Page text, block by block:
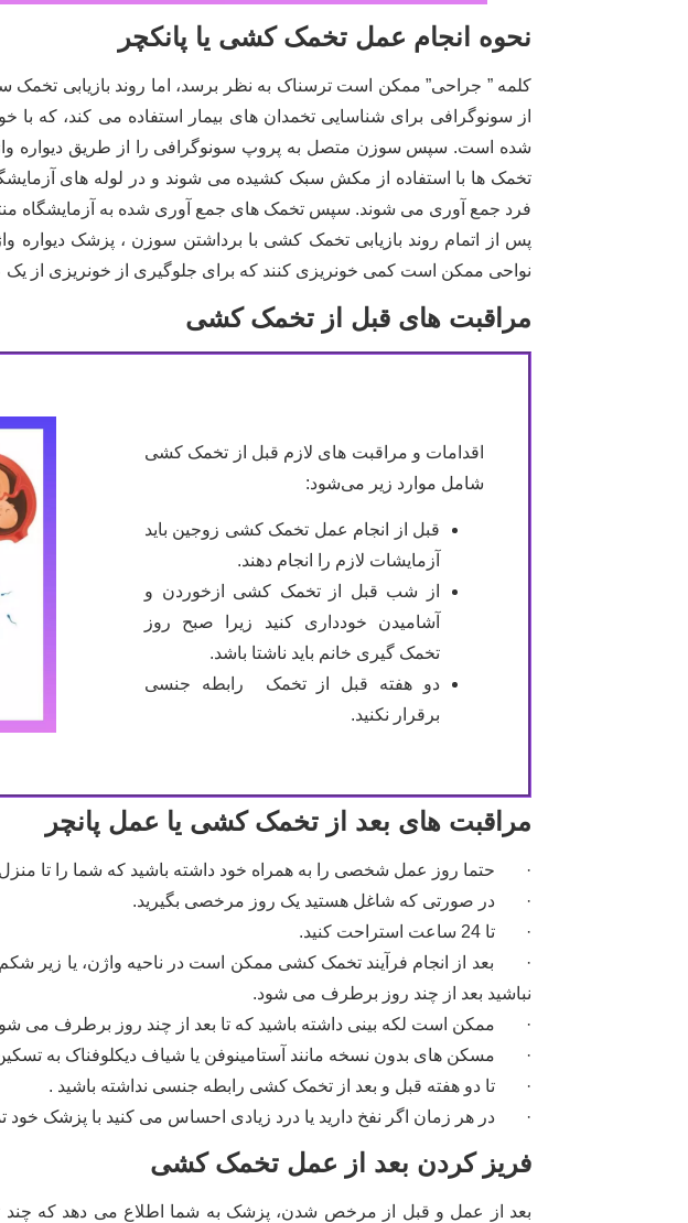
نحوه انجام عمل تخمک کشی یا پانکچر
کلمه ” جراحی” ممکن است ترسناک به نظر برسد، اما روند بازیابی تخمک
از سونوگرافی برای شناسایی تخمدان های بیمار استفاده می کند، که
شده است. سپس سوزن متصل به پروپ سونوگرافی را از طریق دیواره
تخمک ها با استفاده از مکش سبک کشیده می شوند و در لوله های
فرد جمع آوری می شوند. سپس تخمک های جمع آوری شده به آزمایشگاه
پس از اتمام روند بازیابی تخمک کشی با برداشتن سوزن ، پزشک دیواره
نواحی ممکن است کمی خونریزی کنند که برای جلوگیری از خونریزی از
مراقبت های قبل از تخمک کشی
اقدامات و مراقبت های لازم قبل از تخمک کشی
شامل موارد زیر می‌شود:
قبل از انجام عمل تخمک کشی زوجین باید
آزمایشات لازم را انجام دهند.
از شب قبل از تخمک کشی ازخوردن و
آشامیدن خودداری کنید زیرا صبح روز
تخمک گیری خانم باید ناشتا باشد.
دو هفته قبل از تخمک رابطه جنسی
برقرار نکنید.
مراقبت های بعد از تخمک کشی یا عمل پانچر
· حتما روز عمل شخصی را به همراه خود داشته باشید که شما را تا
· در صورتی که شاغل هستید یک روز مرخصی بگیرید.
· تا 24 ساعت استراحت کنید.
· بعد از انجام فرآیند تخمک کشی ممکن است در ناحیه واژن، یا زیر
نباشید بعد از چند روز برطرف می شود.
· ممکن است لکه بینی داشته باشید که تا بعد از چند روز برطرف می
· مسکن های بدون نسخه مانند آستامینوفن یا شیاف دیکلوفناک به
· تا دو هفته قبل و بعد از تخمک کشی رابطه جنسی نداشته باشید .
· در هر زمان اگر نفخ دارید یا درد زیادی احساس می کنید با پزشک خود
فریز کردن بعد از عمل تخمک کشی
بعد از عمل و قبل از مرخص شدن، پزشک به شما اطلاع می دهد که چند